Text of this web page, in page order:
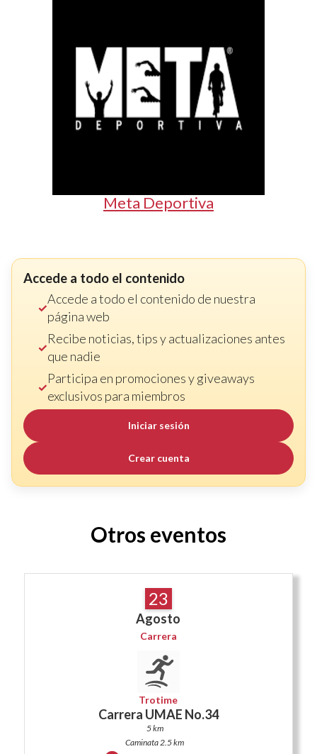
Meta Deportiva
Accede a todo el contenido
Accede a todo el contenido de nuestra
página web
Recibe noticias, tips y actualizaciones antes
que nadie
Participa en promociones y giveaways
exclusivos para miembros
Iniciar sesión
Crear cuenta
Otros eventos
23
Agosto
Carrera
Trotime
Carrera UMAE No.34
5 km
Caminata 2.5 km